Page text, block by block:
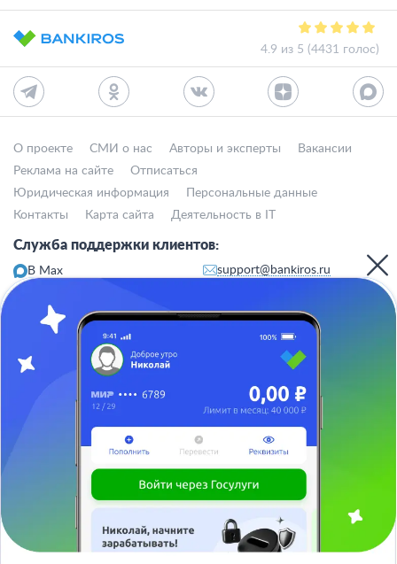
4.9 из 5 (4431 голос)
О проекте СМИ о нас Авторы и эксперты
Вакансии
Реклама на сайте
Отписаться
Юридическая информация
Персональные данные
Контакты
Карта сайта Деятельность в IT
Служба поддержки клиентов:
В Max
support@bankiros.ru
Пн-пт с 10:00 до 17:00
117342, Москва, ул. Бутлерова, дом 17,
БЦ Neo Geo, офис 4070
Отписаться
ООО «АРСфин» используются«cookie» файлы, для индивидуализации
сервиса, с целью повышения удобства использования веб-сайта. «Cookie»
представляют собой небольшие фрагменты данных, включающие
информацию о прошлых посещениях веб-сайта. Если вы не согласны с
использованием файлов «cookie», просим изменить настройки браузера.